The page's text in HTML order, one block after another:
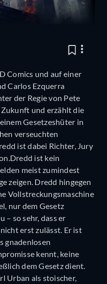
Comics und auf einer
Carlos Ezquerra
der Regie von Pete
und erzählt die
Gesetzeshüter in
verseuchten
ist dabei Richter, Jury
ist kein
meist zumindest
zeigen. Dredd hingegen
Vollstreckungsmaschine
nur dem Gesetz
– so sehr, dass er
erst zulässt. Er ist
gnadenlosen
kennt, keine
dem Gesetz dient.
Urban als stoischer,